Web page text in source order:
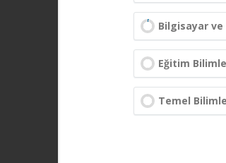
Bilgisayar
Eğitim
Temel